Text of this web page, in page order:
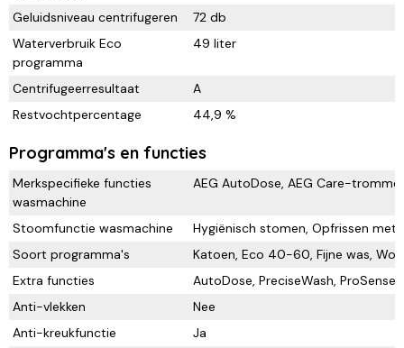
Geluidsniveau centrifugeren
72 db
Waterverbruik Eco
programma
49 liter
Centrifugeerresultaat
A
Restvochtpercentage
44,9 %
Programma's en functies
Merkspecifieke functies
wasmachine
AEG AutoDose, AEG Care-
Stoomfunctie wasmachine
Hygiënisch stomen, Opfrissen
Soort programma's
Katoen, Eco 40-60, Fijne was,
Extra functies
AutoDose, PreciseWash, ProSense
Anti-vlekken
Nee
Anti-kreukfunctie
Ja